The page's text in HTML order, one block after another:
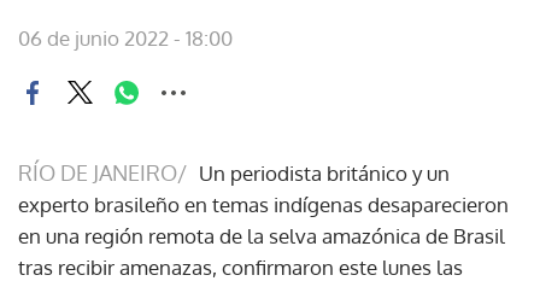
06 de junio 2022 - 18:00
RÍO DE JANEIRO/ Un periodista británico y un
experto brasileño en temas indígenas desaparecieron
en una región remota de la selva amazónica de Brasil
tras recibir amenazas, confirmaron este lunes las